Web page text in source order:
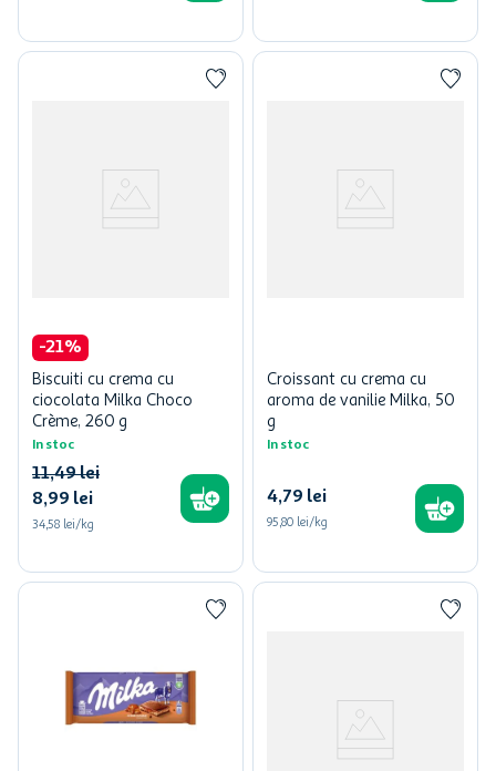
-21%
Biscuiti cu crema cu
ciocolata Milka Choco
Crème, 260 g
In stoc
8,99 lei
11,49lei
34,58 lei/kg
Croissant cu crema cu
aroma de vanilie Milka, 50
g
In stoc
4,79 lei
95,80 lei/kg